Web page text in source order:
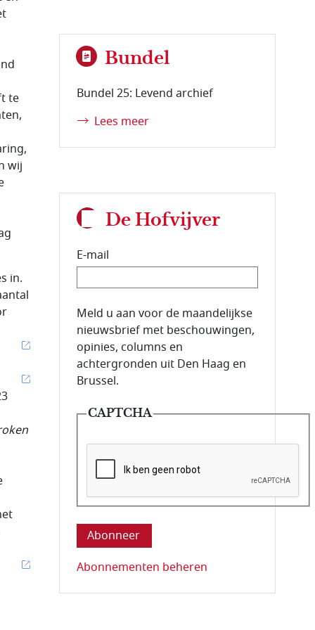
te
wij
in.
Bundel
Bundel 25: Levend archief
Lees meer
De Hofvijver
E-mail
E-mailadres van de abonnee.
Meld u aan voor de maandelijkse
nieuwsbrief met beschouwingen,
opinies, columns en
achtergronden uit Den Haag en
Brussel.
CAPTCHA
Deze vraag is om te controleren dat u
Abonnementen beheren